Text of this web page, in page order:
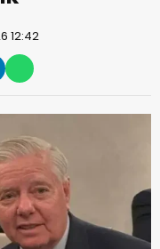
12:42